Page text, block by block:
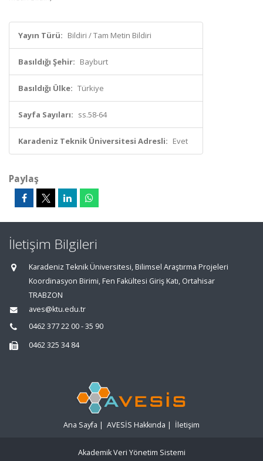
Yayın Türü: Bildiri / Tam Metin Bildiri
Basıldığı Şehir: Bayburt
Basıldığı Ülke: Türkiye
Sayfa Sayıları: ss.58-64
Karadeniz Teknik Üniversitesi Adresli: Evet
Paylaş
İletişim Bilgileri
Karadeniz Teknik Üniversitesi, Bilimsel Araştırma Projeleri
Koordinasyon Birimi, Fen Fakültesi Giriş Katı, Ortahisar
TRABZON
aves@ktu.edu.tr
0462 377 22 00 - 35 90
0462 325 34 84
Ana Sayfa | AVESİS Hakkında | İletişim
Akademik Veri Yönetim Sistemi